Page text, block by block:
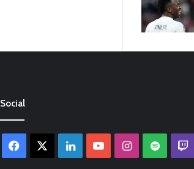
Social
Facebook LinkedInYouTubeInstagram
Spotify